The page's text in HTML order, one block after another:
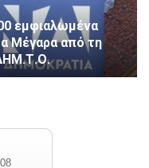
εμφιαλωμένα
Μέγαρα από τη